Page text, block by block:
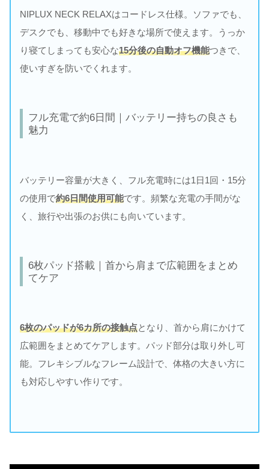
NIPLUX NECK RELAXはコードレス仕様。ソファでも、
デスクでも、移動中でも好きな場所で使えます。うっか
り寝てしまっても安心な15分後の自動オフ機能つきで、
使いすぎを防いでくれます。
フル充電で約6日間｜バッテリー持ちの良さも
魅力
バッテリー容量が大きく、フル充電時には1日1回・15分
の使用で約6日間使用可能です。頻繁な充電の手間がな
く、旅行や出張のお供にも向いています。
6枚パッド搭載｜首から肩まで広範囲をまとめ
てケア
6枚のパッドが6カ所の接触点となり、首から肩にかけて
広範囲をまとめてケアします。パッド部分は取り外し可
能。フレキシブルなフレーム設計で、体格の大きい方に
も対応しやすい作りです。